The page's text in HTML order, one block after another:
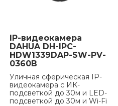
IP-видеокамера
DAHUA DH-IPC-
HDW1339DAP-SW-PV-
0360B
Уличная сферическая IP-
видеокамера с ИК-
подсветкой до 30м и LED-
подсветкой до 30м и Wi-Fi